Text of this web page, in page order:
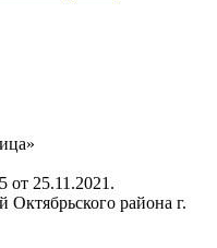
от 25.11.2021.
района г.